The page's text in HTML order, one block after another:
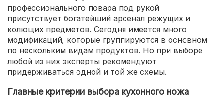
профессионального повара под рукой
присутствует богатейший арсенал режущих и
колющих предметов. Сегодня имеется много
модификаций, которые группируются в основном
по нескольким видам продуктов. Но при выборе
любой из них эксперты рекомендуют
придерживаться одной и той же схемы.
Главные критерии выбора кухонного ножа